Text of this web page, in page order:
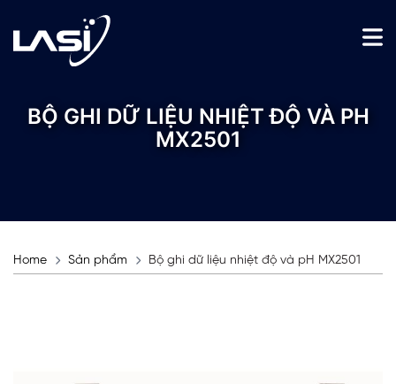
BỘ GHI DỮ LIỆU NHIỆT ĐỘ VÀ PH
MX2501
Home Sản phẩm Bộ ghi dữ liệu nhiệt độ và pH MX2501